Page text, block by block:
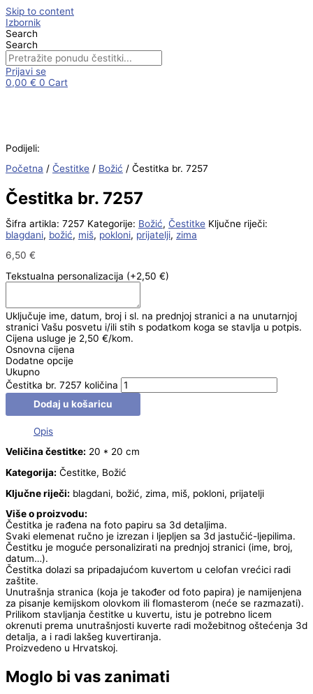
Skip to content
Izbornik
Search
Search
Prijavi se
0,00 € 0 Cart
Podijeli:
Početna / Čestitke / Božić / Čestitka br. 7257
Čestitka br. 7257
Šifra artikla: 7257 Kategorije: Božić, Čestitke Ključne riječi:
blagdani, božić, miš, pokloni, prijatelji, zima
6,50 €
Tekstualna personalizacija (+2,50 €)
Uključuje ime, datum, broj i sl. na prednjoj stranici a na unutarnjoj
stranici Vašu posvetu i/ili stih s podatkom koga se stavlja u potpis.
Cijena usluge je 2,50 €/kom.
Osnovna cijena
Dodatne opcije
Ukupno
Čestitka br. 7257 količina
Dodaj u košaricu
Opis
Veličina čestitke: 20 * 20 cm
Kategorija: Čestitke, Božić
Ključne riječi: blagdani, božić, zima, miš, pokloni, prijatelji
Više o proizvodu:
Čestitka je rađena na foto papiru sa 3d detaljima.
Svaki elemenat ručno je izrezan i ljepljen sa 3d jastučić-ljepilima.
Čestitku je moguće personalizirati na prednjoj stranici (ime, broj,
datum…).
Čestitka dolazi sa pripadajućom kuvertom u celofan vrećici radi
zaštite.
Unutrašnja stranica (koja je također od foto papira) je namijenjena
za pisanje kemijskom olovkom ili flomasterom (neće se razmazati).
Prilikom stavljanja čestitke u kuvertu, istu je potrebno licem
okrenuti prema unutrašnjosti kuverte radi možebitnog oštećenja 3d
detalja, a i radi lakšeg kuvertiranja.
Proizvedeno u Hrvatskoj.
Moglo bi vas zanimati